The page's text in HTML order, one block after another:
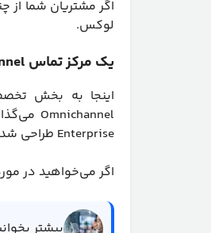
لوکس.
یک مرکز تماس Omnichannel واقعی چه ویژگی‌هایی دارد؟
اینجا به بخش
Enterprise طراحی شده باشد. در ادامه ۱۲ معیار کلیدی را بررسی می‌کنیم.
اگر می‌خواهید در
بیشتر